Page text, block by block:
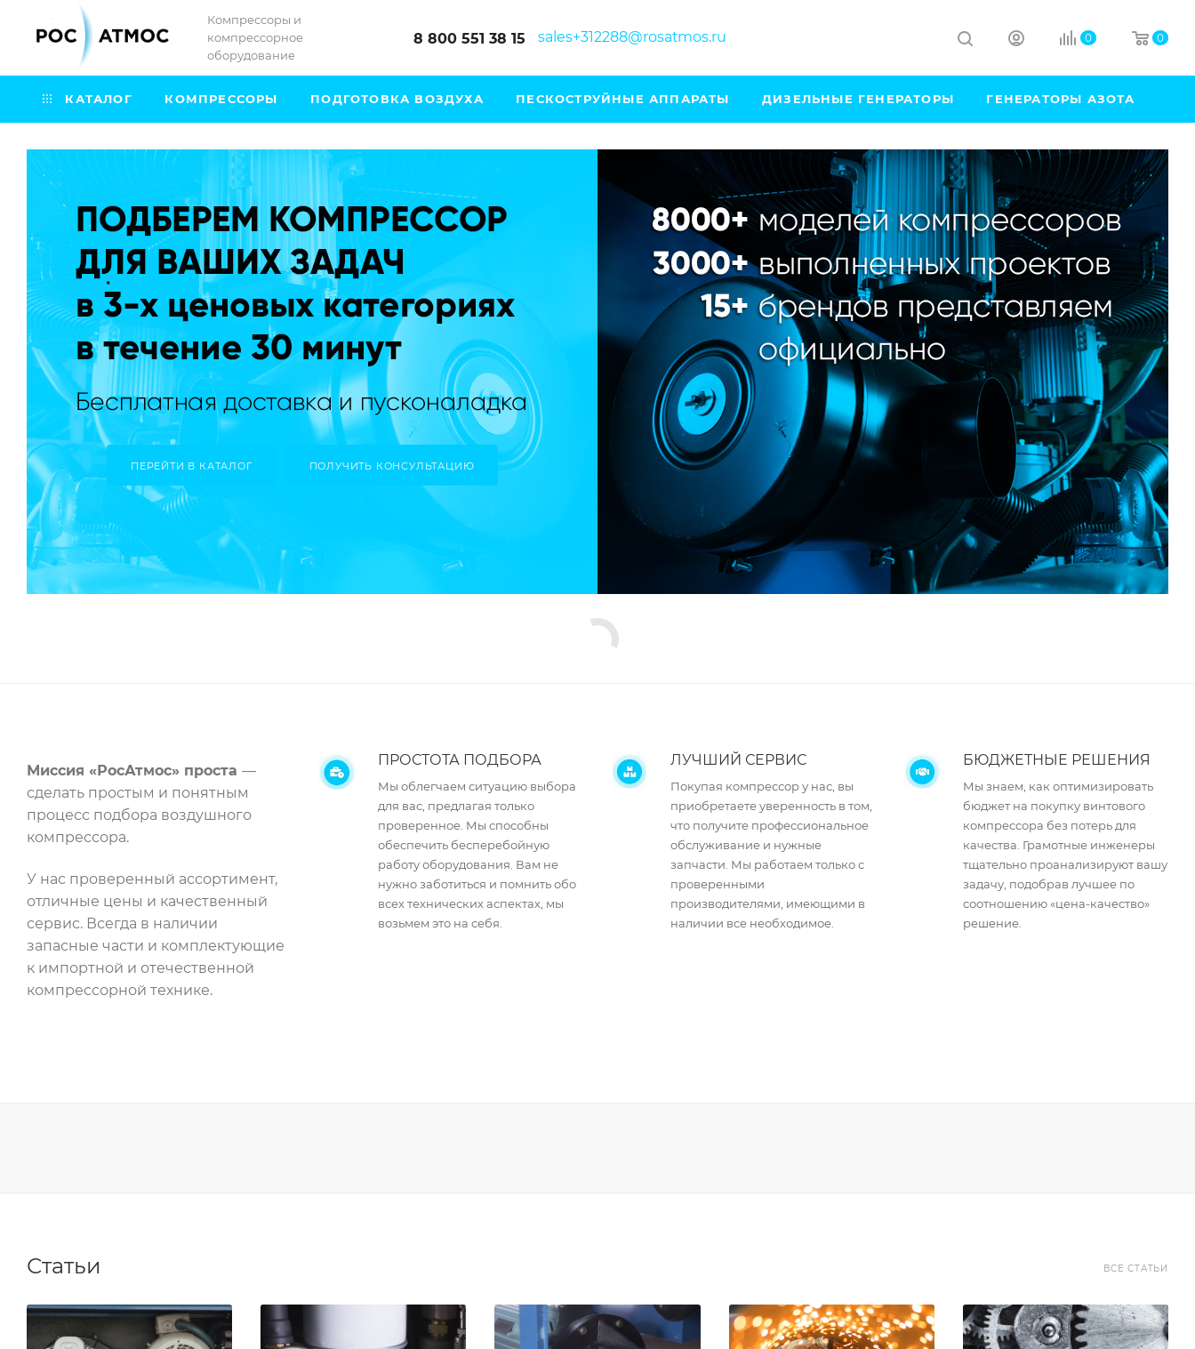
Компрессоры и
компрессорное
оборудование
8 800 551 38 15 sales+312288@rosatmos.ru 0 0
КАТАЛОГ КОМПРЕССОРЫ ПОДГОТОВКА ВОЗДУХА ПЕСКОСТРУЙНЫЕ АППАРАТЫ ДИЗЕЛЬНЫЕ ГЕНЕРАТОРЫ ГЕНЕРАТОРЫ АЗОТА
.
ПЕРЕЙТИ В КАТАЛОГ ПОЛУЧИТЬ КОНСУЛЬТАЦИЮ
Миссия «РосАтмос» проста —
сделать простым и понятным
процесс подбора воздушного
компрессора.
У нас проверенный ассортимент,
отличные цены и качественный
сервис. Всегда в наличии
запасные части и комплектующие
к импортной и отечественной
компрессорной технике.
ПРОСТОТА ПОДБОРА
Мы облегчаем ситуацию выбора
для вас, предлагая только
проверенное. Мы способны
обеспечить бесперебойную
работу оборудования. Вам не
нужно заботиться и помнить обо
всех технических аспектах, мы
возьмем это на себя.
ЛУЧШИЙ СЕРВИС
Покупая компрессор у нас, вы
приобретаете уверенность в том,
что получите профессиональное
обслуживание и нужные
запчасти. Мы работаем только с
проверенными
производителями, имеющими в
наличии все необходимое.
БЮДЖЕТНЫЕ РЕШЕНИЯ
Мы знаем, как оптимизировать
бюджет на покупку винтового
компрессора без потерь для
качества. Грамотные инженеры
тщательно проанализируют вашу
задачу, подобрав лучшее по
соотношению «цена-качество»
решение.
Статьи ВСЕ СТАТЬИ